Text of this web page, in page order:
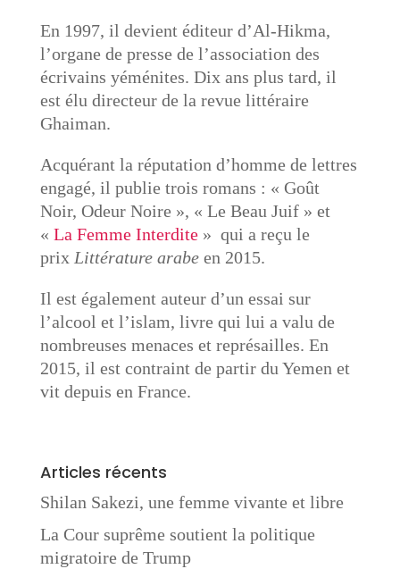
En 1997, il devient éditeur d’Al-Hikma,
l’organe de presse de l’association des
écrivains yéménites. Dix ans plus tard, il
est élu directeur de la revue littéraire
Ghaiman.
Acquérant la réputation d’homme de lettres
engagé, il publie trois romans : « Goût
Noir, Odeur Noire », « Le Beau Juif » et
« La Femme Interdite» qui a reçu le
prix Littérature arabeen 2015.
Il est également auteur d’un essai sur
l’alcool et l’islam, livre qui lui a valu de
nombreuses menaces et représailles. En
2015, il est contraint de partir du Yemen et
vit depuis en France.
Articles récents
Shilan Sakezi, une femme vivante et libre
La Cour suprême soutient la politique
migratoire de Trump